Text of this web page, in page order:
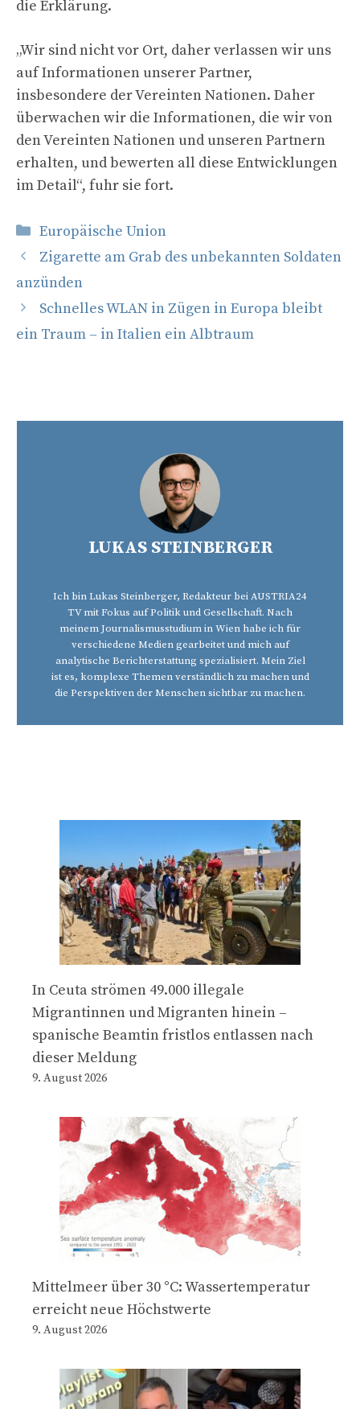
die Erklärung.
„Wir sind nicht vor Ort, daher verlassen wir uns
auf Informationen unserer Partner,
insbesondere der Vereinten Nationen. Daher
überwachen wir die Informationen, die wir von
den Vereinten Nationen und unseren Partnern
erhalten, und bewerten all diese Entwicklungen
im Detail“, fuhr sie fort.
Kategorien
Europäische Union
Zigarette am Grab des unbekannten Soldaten
anzünden
Schnelles WLAN in Zügen in Europa bleibt
ein Traum – in Italien ein Albtraum
LUKAS STEINBERGER
Ich bin Lukas Steinberger, Redakteur bei AUSTRIA24
TV mit Fokus auf Politik und Gesellschaft. Nach
meinem Journalismusstudium in Wien habe ich für
verschiedene Medien gearbeitet und mich auf
analytische Berichterstattung spezialisiert. Mein Ziel
ist es, komplexe Themen verständlich zu machen und
die Perspektiven der Menschen sichtbar zu machen.
In Ceuta strömen 49.000 illegale
Migrantinnen und Migranten hinein –
spanische Beamtin fristlos entlassen nach
dieser Meldung
9. August 2026
Mittelmeer über 30 °C: Wassertemperatur
erreicht neue Höchstwerte
9. August 2026